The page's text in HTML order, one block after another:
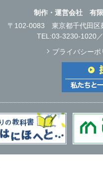
制作・運営会社 有
〒102-0083 東京都千代田区
TEL:03-3230-1020
プライバシーポ